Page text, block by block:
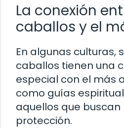
La conexión
caballos y el
En algunas culturas,
caballos tienen una
especial con el más
como guías
aquellos que
protección.